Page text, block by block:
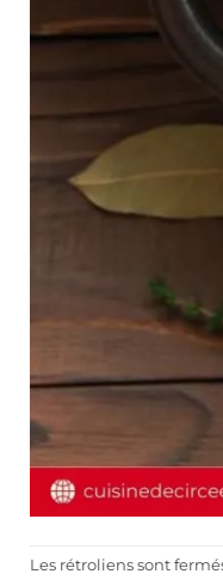
Les rétroliens sont